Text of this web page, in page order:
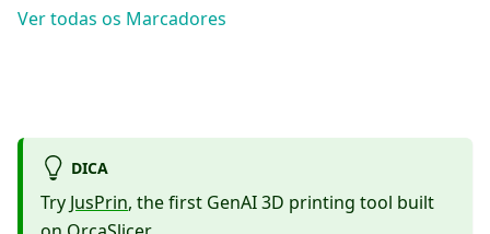
Ver todas os Marcadores
DICA
Try JusPrin, the first GenAI 3D printing tool built